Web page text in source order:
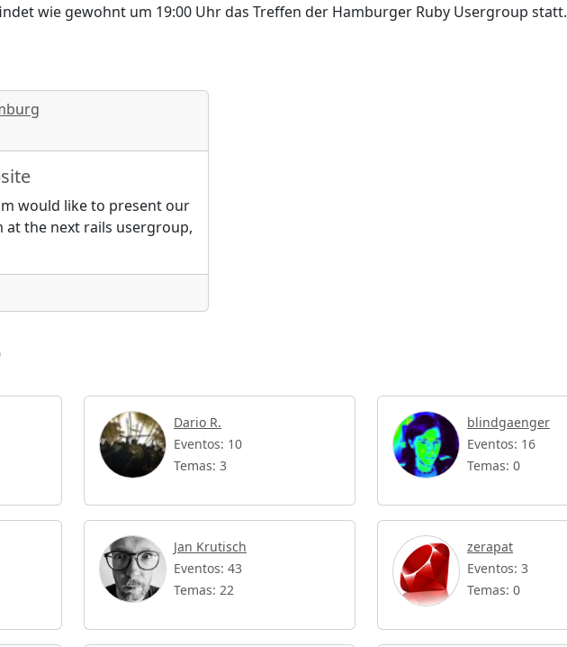
wie gewohnt um 19:00 Uhr das Treffen der Hamburger Ruby Usergroup statt.
would like to present our
at the next rails usergroup,
Dario R.
Eventos: 10
Temas: 3
blindgaenger
Eventos: 16
Temas: 0
Jan Krutisch
Eventos: 43
Temas: 22
zerapat
Eventos: 3
Temas: 0